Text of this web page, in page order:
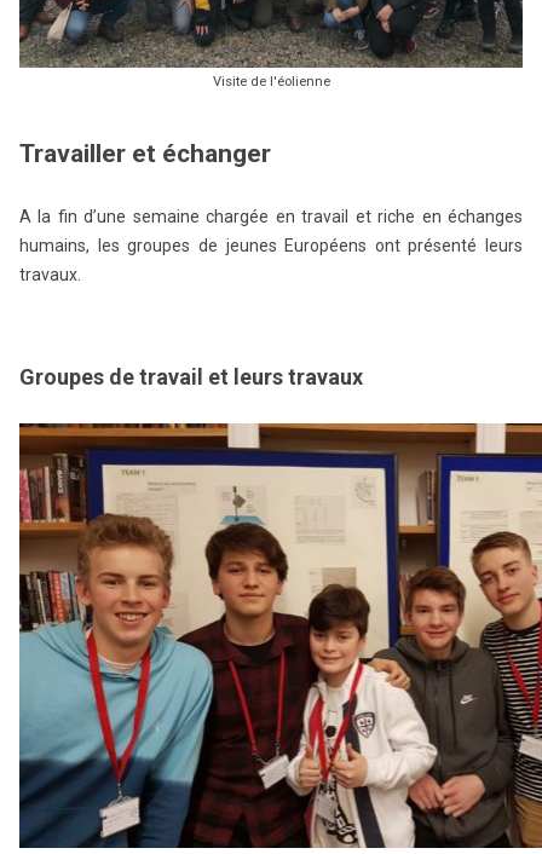
Visite de l'éolienne
Travailler et échanger
A la fin d’une semaine chargée en travail et riche en échanges
humains, les groupes de jeunes Européens ont présenté leurs
travaux.
Groupes de travail et leurs travaux